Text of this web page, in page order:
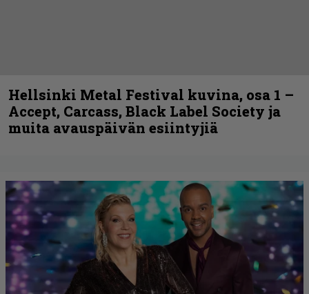
Hellsinki Metal Festival kuvina, osa 1 –
Accept, Carcass, Black Label Society ja
muita avauspäivän esiintyjiä